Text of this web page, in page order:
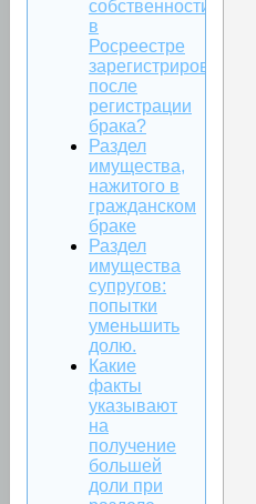
собственности
в
Росреестре
зарегистрировано
после
регистрации
брака?
Раздел
имущества,
нажитого в
гражданском
браке
Раздел
имущества
супругов:
попытки
уменьшить
долю.
Какие
факты
указывают
на
получение
большей
доли при